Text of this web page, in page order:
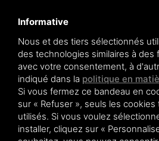
Novowood by Iperwood srl - Società
01550900383
Conditions de vente |Privacy
Informative
Nous et des tiers sélectionnés
des technologies similaires à des
avec votre consentement, à
indiqué dans la politique en
Si vous fermez ce bandeau en
sur « Refuser », seuls les
utilisés. Si vous voulez
installer, cliquez sur «